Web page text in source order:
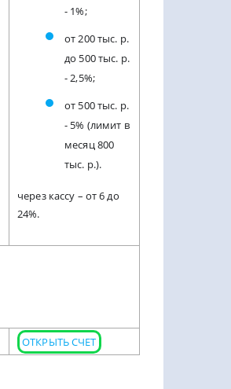
- 1%;
от 200 тыс. р.
до 500 тыс. р.
- 2,5%;
от 500 тыс. р.
- 5% (лимит в
месяц 800
тыс. р.).
через кассу – от 6 до
24%.
ОТКРЫТЬ СЧЕТ